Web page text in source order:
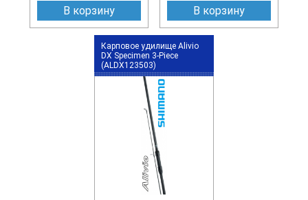
В корзину
В корзину
Карповое удилище Alivio
DX Specimen 3-Piece
(ALDX123503)